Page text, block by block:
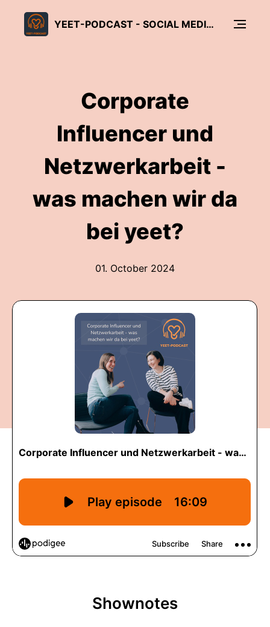
YEET-PODCAST - SOCIAL MEDIA FÜR GLAUBE UND KIRCHE
Corporate
Influencer und
Netzwerkarbeit -
was machen wir da
bei yeet?
01. October 2024
Shownotes